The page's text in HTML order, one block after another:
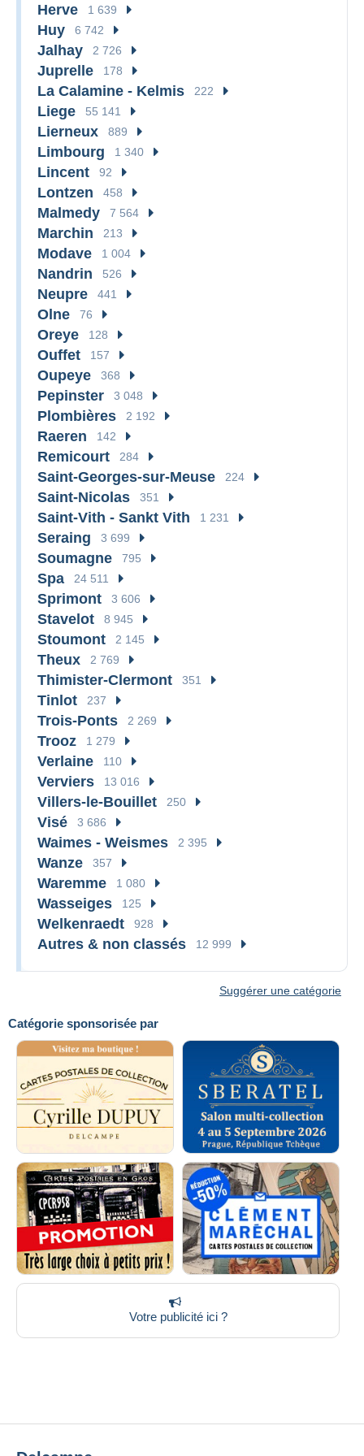
Catégorie sponsorisée par
Votre publicité ici ?
Herve 1 639
Huy 6 742
Jalhay 2 726
Juprelle 178
La Calamine - Kelmis 222
Liege 55 141
Lierneux 889
Limbourg 1 340
Lincent 92
Lontzen 458
Malmedy 7 564
Marchin 213
Modave 1 004
Nandrin 526
Neupre 441
Olne 76
Oreye 128
Ouffet 157
Oupeye 368
Pepinster 3 048
Plombières 2 192
Raeren 142
Remicourt 284
Saint-Georges-sur-Meuse 224
Saint-Nicolas 351
Saint-Vith - Sankt Vith 1 231
Seraing 3 699
Soumagne 795
Spa 24 511
Sprimont 3 606
Stavelot 8 945
Stoumont 2 145
Theux 2 769
Thimister-Clermont 351
Tinlot 237
Trois-Ponts 2 269
Trooz 1 279
Verlaine 110
Verviers 13 016
Villers-le-Bouillet 250
Visé 3 686
Waimes - Weismes 2 395
Wanze 357
Waremme 1 080
Wasseiges 125
Welkenraedt 928
Autres & non classés 12 999
Suggérer une catégorie